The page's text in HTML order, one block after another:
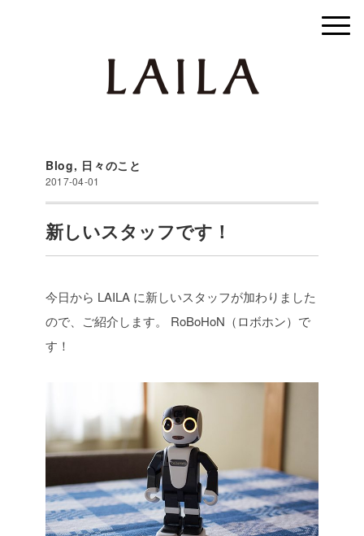
Blog, 日々のこと
2017-04-01
新しいスタッフです！
今日から LAILA に新しいスタッフが加わりました
ので、ご紹介します。
RoBoHoN（ロボホン）で
す！